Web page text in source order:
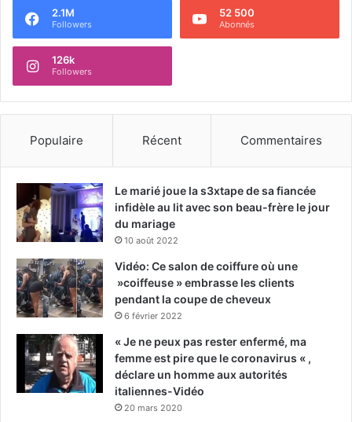
2.1M
Followers
52 500
Abonnés
126k
Followers
Populaire Récent Commentaires
Le marié joue la s3xtape de sa fiancée
infidèle au lit avec son beau-frère le jour
du mariage
10 août 2022
Vidéo: Ce salon de coiffure où une
»coiffeuse » embrasse les clients
pendant la coupe de cheveux
6 février 2022
« Je ne peux pas rester enfermé, ma
femme est pire que le coronavirus « ,
déclare un homme aux autorités
italiennes-Vidéo
20 mars 2020